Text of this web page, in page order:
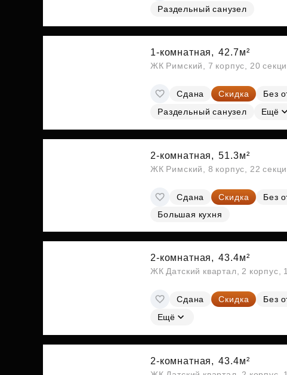
Раздельный санузел
1-комнатная, 42.7м²
ЖК Римский, 7 корпус, 20
Сдана Скидка Без
Раздельный санузел
Ещё
2-комнатная, 51.3м²
ЖК Римский, 8 корпус, 22
Сдана Скидка Без
Большая кухня
2-комнатная, 43.4м²
ЖК Датский квартал, 2
Сдана Скидка Без
Ещё
2-комнатная, 43.4м²